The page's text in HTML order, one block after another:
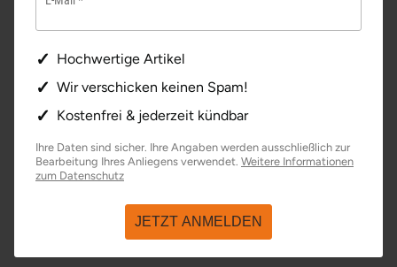
Hochwertige Artikel
Wir verschicken keinen Spam!
Kostenfrei & jederzeit kündbar
Ihre Daten sind sicher. Ihre Angaben werden ausschließlich zur
Bearbeitung Ihres Anliegens verwendet. Weitere Informationen
zum Datenschutzöffnet in neuem Fenster
JETZT ANMELDEN
Ostprignitz-Ruppin
Passau